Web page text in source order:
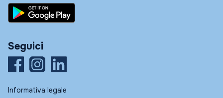
Seguici
Informativa legale